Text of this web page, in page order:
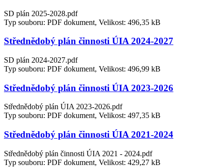
SD plán 2025-2028.pdf
Typ souboru: PDF dokument, Velikost: 496,35 kB
Střednědobý plán činnosti ÚIA 2024-2027
SD plán 2024-2027.pdf
Typ souboru: PDF dokument, Velikost: 496,99 kB
Střednědobý plán činnosti ÚIA 2023-2026
Střednědobý plán ÚIA 2023-2026.pdf
Typ souboru: PDF dokument, Velikost: 497,35 kB
Střednědobý plán činnosti ÚIA 2021-2024
Střednědobý plán činnosti ÚIA 2021 - 2024.pdf
Typ souboru: PDF dokument, Velikost: 429,27 kB